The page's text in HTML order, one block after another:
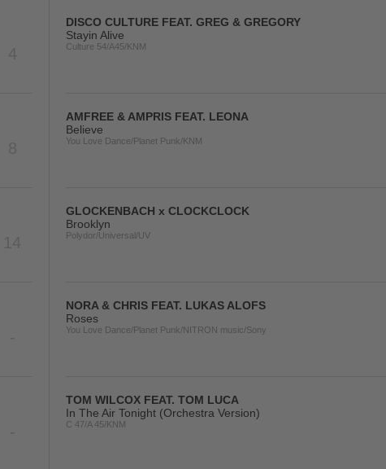
DISCO CULTURE FEAT. GREG & GREGORY
Stayin Alive
Culture 54/A45/KNM
AMFREE & AMPRIS FEAT. LEONA
Believe
You Love Dance/Planet Punk/KNM
GLOCKENBACH x CLOCKCLOCK
Brooklyn
Polydor/Universal/UV
NORA & CHRIS FEAT. LUKAS ALOFS
Roses
You Love Dance/Planet Punk/NITRON music/Sony
TOM WILCOX FEAT. TOM LUCA
In The Air Tonight (Orchestra Version)
C 47/A 45/KNM